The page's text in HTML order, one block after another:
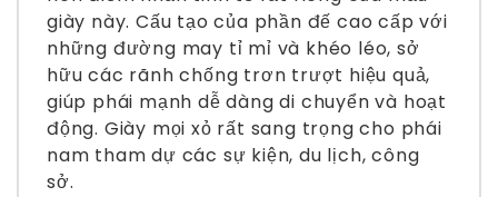
giày này. Cấu tạo của phần đế cao cấp với
những đường may tỉ mỉ và khéo léo, sở
hữu các rãnh chống trơn trượt hiệu quả,
giúp phái mạnh dễ dàng di chuyển và hoạt
động. Giày mọi xỏ rất sang trọng cho phái
nam tham dự các sự kiện, du lịch, công
sở.